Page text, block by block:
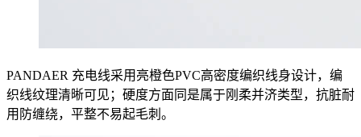
PANDAER 充电线采用亮橙色PVC高密度编织线身设计，编
织线纹理清晰可见；硬度方面同是属于刚柔并济类型，抗脏耐
用防缠绕，平整不易起毛刺。